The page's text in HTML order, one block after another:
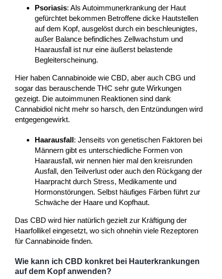
Psoriasis: Als Autoimmunerkrankung der Haut
gefürchtet bekommen Betroffene dicke Hautstellen
auf dem Kopf, ausgelöst durch ein beschleunigtes,
außer Balance befindliches Zellwachstum und
Haarausfall ist nur eine äußerst belastende
Begleiterscheinung.
Hier haben Cannabinoide wie CBD, aber auch CBG und
sogar das berauschende THC sehr gute Wirkungen
gezeigt. Die autoimmunen Reaktionen sind dank
Cannabidiol nicht mehr so harsch, den Entzündungen wird
entgegengewirkt.
Haarausfall: Jenseits von genetischen Faktoren bei
Männern gibt es unterschiedliche Formen von
Haarausfall, wir nennen hier mal den kreisrunden
Ausfall, den Teilverlust oder auch den Rückgang der
Haarpracht durch Stress, Medikamente und
Hormonstörungen. Selbst häufiges Färben führt zur
Schwäche der Haare und Kopfhaut.
Das CBD wird hier natürlich gezielt zur Kräftigung der
Haarfollikel eingesetzt, wo sich ohnehin viele Rezeptoren
für Cannabinoide finden.
Wie kann ich CBD konkret bei Hauterkrankungen
auf dem Kopf anwenden?